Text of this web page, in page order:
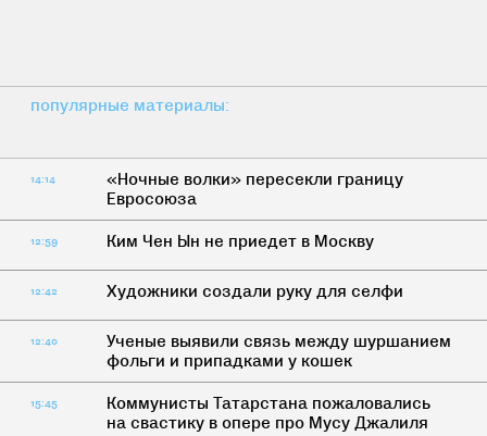
популярные материалы:
14:14
«Ночные волки» пересекли границу
Евросоюза
12:59 Ким Чен Ын не приедет в Москву
12:42 Художники создали руку для селфи
12:40
Ученые выявили связь между шуршанием
фольги и припадками у кошек
15:45
Коммунисты Татарстана пожаловались
на свастику в опере про Мусу Джалиля